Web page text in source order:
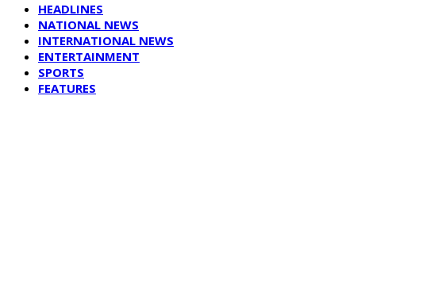
HEADLINES
NATIONAL NEWS
INTERNATIONAL NEWS
ENTERTAINMENT
SPORTS
FEATURES